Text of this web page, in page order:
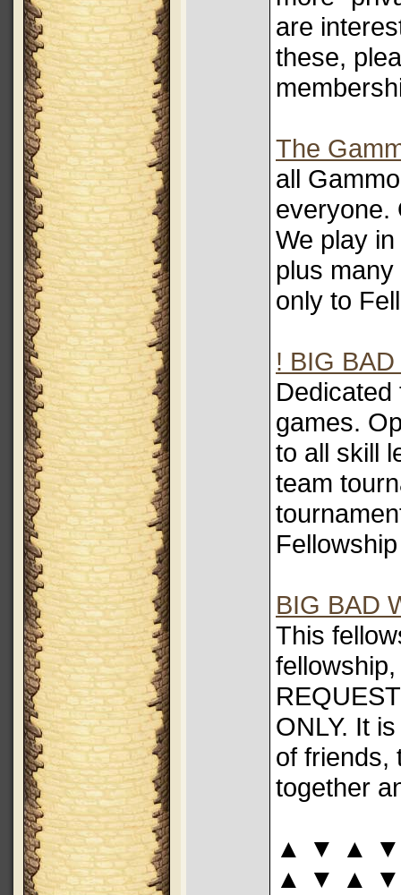
are
these,
The
all
everyone.
We play
plus
only to
! BIG
Dedicated
games.
to all skill
team
BIG BAD
This
ONLY. It
of friends,
together
▲ ▼ ▲
▲ ▼ ▲ ▼